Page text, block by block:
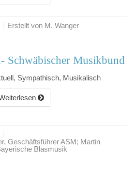
Erstellt von M. Wanger
Schwäbischer Musikbund
Sympathisch, Musikalisch
Geschäftsführer ASM; Martin
Blasmusik